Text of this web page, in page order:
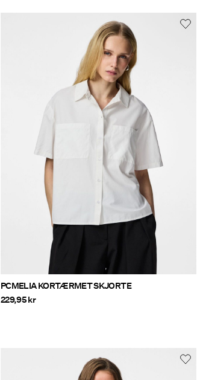
PCMELIA KORTÆRMET SKJORTE
229,95 kr